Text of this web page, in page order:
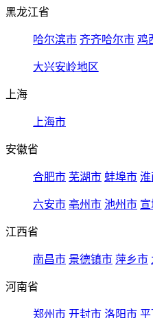
黑龙江省
哈尔滨市 齐齐哈尔市 鸡
大兴安岭地区
上海
上海市
安徽省
合肥市 芜湖市 蚌埠市 淮
六安市 亳州市 池州市
江西省
南昌市 景德镇市 萍乡市
河南省
郑州市 开封市 洛阳市 平